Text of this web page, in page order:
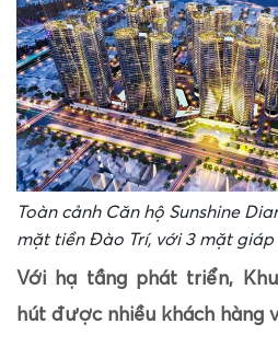
Toàn cảnh Căn hộ Sunshine
mặt tiền Đào Trí, với 3 mặt giáp
Với hạ tầng phát triển,
hút được nhiều khách hàng